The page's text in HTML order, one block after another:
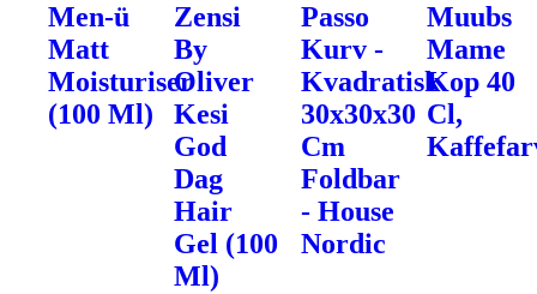
Men-ü
Matt
Moisturiser
(100 Ml)
Zensi
By
Oliver
Kesi
God
Dag
Hair
Gel (100
Ml)
Passo
Kurv -
Kvadratisk
30x30x30
Cm
Foldbar
- House
Nordic
Muubs
Mame
Kop 40
Cl,